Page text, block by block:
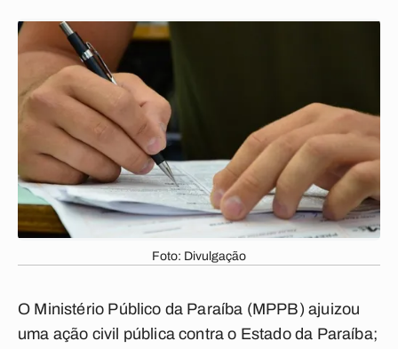
Foto: Divulgação
O Ministério Público da Paraíba (MPPB) ajuizou
uma ação civil pública contra o Estado da Paraíba;